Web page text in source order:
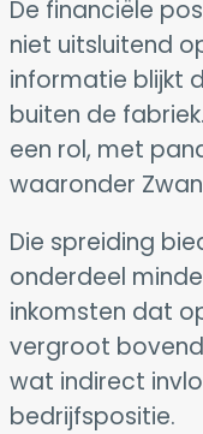
De financiële
niet uitsluitend
informatie blijkt
buiten de
een rol, met
waaronder
Die spreiding
onderdeel
inkomsten dat
vergroot
wat indirect
bedrijfspositie.